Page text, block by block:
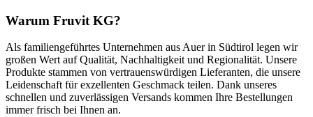
Warum Fruvit KG?
Als familiengeführtes Unternehmen aus Auer in Südtirol legen wir
großen Wert auf Qualität, Nachhaltigkeit und Regionalität. Unsere
Produkte stammen von vertrauenswürdigen Lieferanten, die unsere
Leidenschaft für exzellenten Geschmack teilen. Dank unseres
schnellen und zuverlässigen Versands kommen Ihre Bestellungen
immer frisch bei Ihnen an.